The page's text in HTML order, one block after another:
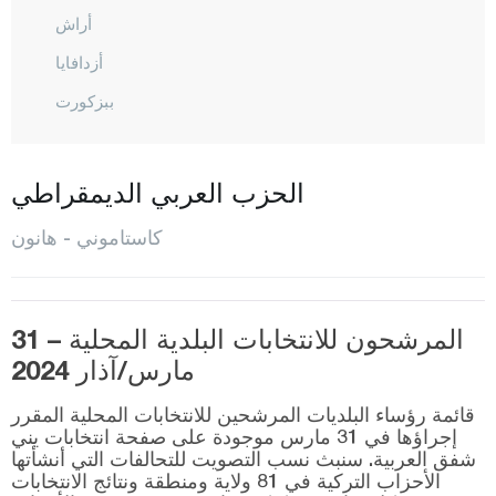
أراش
أزدافايا
ببزكورت
جيدا
ديفريكاني
هانون
إحسان غازي
إينيه بولو
كوريه
الحزب العربي الديمقراطي
كاستاموني - هانون
المرشحون للانتخابات البلدية المحلية – 31
مارس/آذار 2024
قائمة رؤساء البلديات المرشحين للانتخابات المحلية المقرر
إجراؤها في 31 مارس موجودة على صفحة انتخابات يني
شفق العربية. سنبث نسب التصويت للتحالفات التي أنشأتها
الأحزاب التركية في 81 ولاية ومنطقة ونتائج الانتخابات